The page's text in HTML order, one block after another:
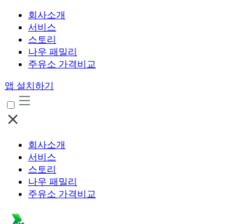
회사소개
서비스
스토리
나우 패밀리
주유소 가격비교
앱 설치하기
회사소개
서비스
스토리
나우 패밀리
주유소 가격비교